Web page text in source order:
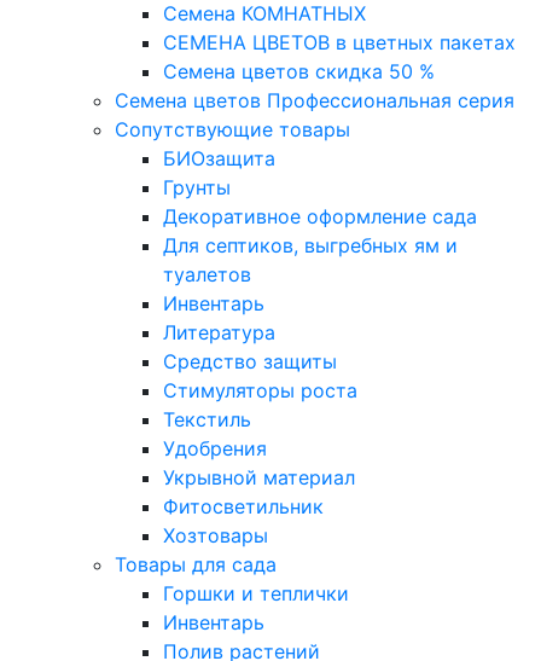
Семена КОМНАТНЫХ
СЕМЕНА ЦВЕТОВ в цветных пакетах
Семена цветов скидка 50 %
Семена цветов Профессиональная серия
Сопутствующие товары
БИОзащита
Грунты
Декоративное оформление сада
Для септиков, выгребных ям и
туалетов
Инвентарь
Литература
Средство защиты
Стимуляторы роста
Текстиль
Удобрения
Укрывной материал
Фитосветильник
Хозтовары
Товары для сада
Горшки и теплички
Инвентарь
Полив растений